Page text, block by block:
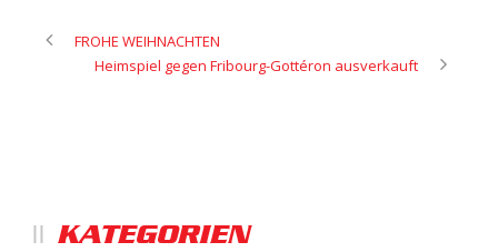
FROHE WEIHNACHTEN
Heimspiel gegen Fribourg-Gottéron ausverkauft
KATEGORIEN